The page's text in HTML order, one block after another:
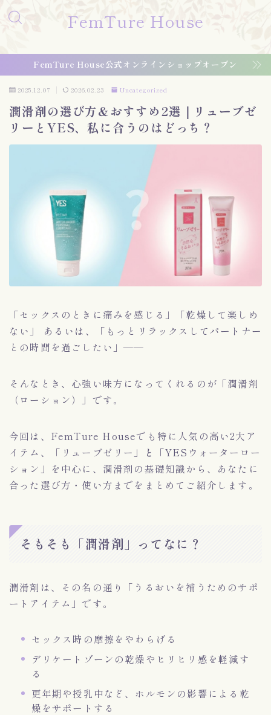
FemTure House
FemTure House公式オンラインショップオープン
2025.12.07 2026.02.23 Uncategorized
潤滑剤の選び方＆おすすめ2選｜リューブゼ
リーとYES、私に合うのはどっち？
「セックスのときに痛みを感じる」「乾燥して楽しめ
ない」 あるいは、「もっとリラックスしてパートナー
との時間を過ごしたい」――
そんなとき、心強い味方になってくれるのが「潤滑剤
（ローション）」です。
今回は、FemTure Houseでも特に人気の高い2大ア
イテム、「リューブゼリー」
と
「YESウォーターロー
ション」を中心に、潤滑剤の基礎知識から、あなたに
合った選び方・使い方までをまとめてご紹介します。
そもそも「潤滑剤」ってなに？
潤滑剤は、その名の通り「うるおいを補うためのサポ
ートアイテム」です。
セックス時の摩擦をやわらげる
デリケートゾーンの乾燥やヒリヒリ感を軽減す
る
更年期や授乳中など、ホルモンの影響による乾
燥をサポートする